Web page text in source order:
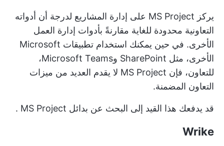
يركز MS Project على إدارة المشاريع لدرجة أن أدواته
التعاونية محدودة للغاية مقارنةً بأدوات إدارة العمل
الأخرى. في حين يمكنك استخدام تطبيقات Microsoft
الأخرى، مثل SharePoint وMicrosoft Teams،
للتعاون، فإن MS Project لا يقدم العديد من ميزات
التعاون المضمنة.
قد يدفعك هذا القيد إلى البحث عن بدائل MS Project .
Wrike